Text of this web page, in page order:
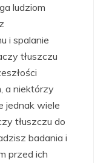
ludziom
i spalanie
tłuszczu
a niektórzy
jednak wiele
tłuszczu do
badania i
przed ich